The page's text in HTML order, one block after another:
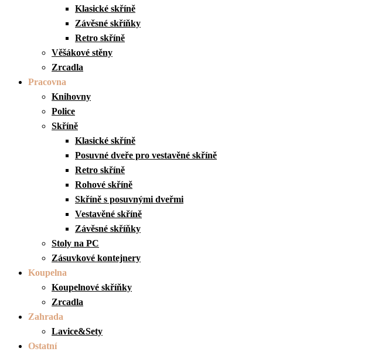
Klasické skříně
Závěsné skříňky
Retro skříně
Věšákové stěny
Zrcadla
Pracovna
Knihovny
Police
Skříně
Klasické skříně
Posuvné dveře pro vestavěné skříně
Retro skříně
Rohové skříně
Skříně s posuvnými dveřmi
Vestavěné skříně
Závěsné skříňky
Stoly na PC
Zásuvkové kontejnery
Koupelna
Koupelnové skříňky
Zrcadla
Zahrada
Lavice&Sety
Ostatní